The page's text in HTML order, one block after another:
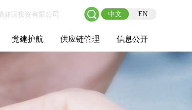
中文 EN
党建护航 供应链管理 信息公开
基本信息
管理架构
人事薪酬
经营成果
重大事项